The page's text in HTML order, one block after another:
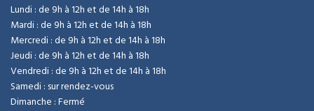
Lundi : de 9h à 12h et de 14h à 18h
Mardi : de 9h à 12h et de 14h à 18h
Mercredi : de 9h à 12h et de 14h à 18h
Jeudi : de 9h à 12h et de 14h à 18h
Vendredi : de 9h à 12h et de 14h à 18h
Samedi : sur rendez-vous
Dimanche : Fermé